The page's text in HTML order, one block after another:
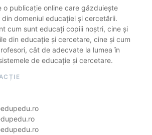
o publicație online care găzduiește
domeniul educației și cercetării.
cum sunt educați copiii noștri, cine și
din educație și cercetare, cine și cum
cât de adecvate la lumea în
de educație și cercetare.